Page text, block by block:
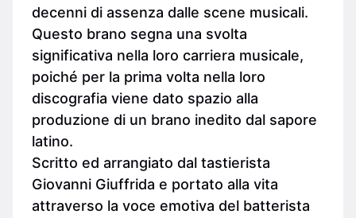
decenni di assenza dalle scene musicali.
Questo brano segna una svolta
significativa nella loro carriera musicale,
poiché per la prima volta nella loro
discografia viene dato spazio alla
produzione di un brano inedito dal sapore
latino.
Scritto ed arrangiato dal tastierista
Giovanni Giuffrida e portato alla vita
attraverso la voce emotiva del batterista